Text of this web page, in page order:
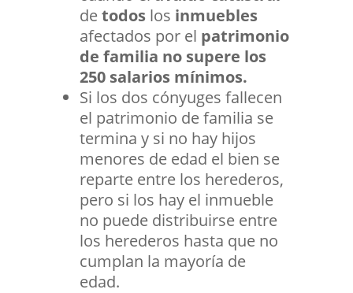
detodoslos inmuebles
afectados por el patrimonio
de familia no supere los
250 salarios mínimos.
Si los dos cónyuges fallecen
el patrimonio de familia se
termina y si no hay hijos
menores de edad el bien se
reparte entre los herederos,
pero si los hay el inmueble
no puede distribuirse entre
los herederos hasta que no
cumplan la mayoría de
edad.